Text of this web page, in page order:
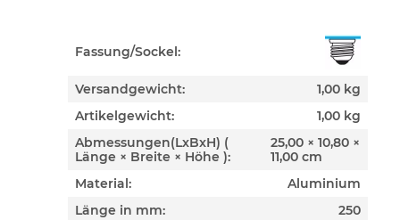
Fassung/Sockel:
Versandgewicht:
1,00 kg
Artikelgewicht:
1,00 kg
Abmessungen(LxBxH) (
Länge × Breite × Höhe ):
25,00 × 10,80 ×
11,00 cm
Material:
Aluminium
Länge in mm:
250